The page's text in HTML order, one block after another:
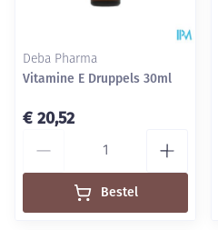
Deba Pharma
Vitamine E Druppels 30ml
€ 20,52
Bestel